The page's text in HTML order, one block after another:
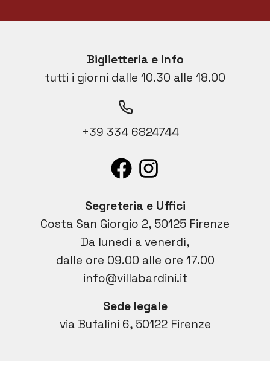
Biglietteria e Info
tutti i giorni dalle 10.30 alle 18.00
+39 334 6824744
Segreteria e Uffici
Costa San Giorgio 2, 50125 Firenze
Da lunedì a venerdì,
dalle ore 09.00 alle ore 17.00
info@villabardini.it
Sede legale
via Bufalini 6, 50122 Firenze